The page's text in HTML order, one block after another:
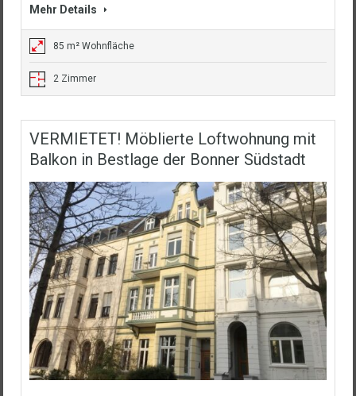
Mehr Details
85 m² Wohnfläche
2 Zimmer
VERMIETET! Möblierte Loftwohnung mit
Balkon in Bestlage der Bonner Südstadt